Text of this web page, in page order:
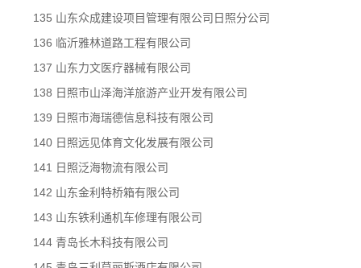
135 山东众成建设项目管理有限公司日照分公司
136 临沂雅林道路工程有限公司
137 山东力文医疗器械有限公司
138 日照市山泽海洋旅游产业开发有限公司
139 日照市海瑞德信息科技有限公司
140 日照远见体育文化发展有限公司
141 日照泛海物流有限公司
142 山东金利特桥箱有限公司
143 山东铁利通机车修理有限公司
144 青岛长木科技有限公司